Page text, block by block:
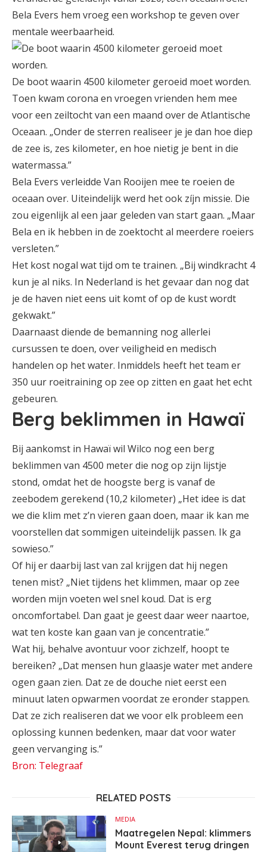
Bela Evers hem vroeg een workshop te geven over
mentale weerbaarheid.
De boot waarin 4500 kilometer geroeid moet worden.
Toen kwam corona en vroegen vrienden hem mee
voor een zeiltocht van een maand over de Atlantische
Oceaan. „Onder de sterren realiseer je je dan hoe diep
de zee is, zes kilometer, en hoe nietig je bent in die
watermassa.”
Bela Evers verleidde Van Rooijen mee te roeien de
oceaan over. Uiteindelijk werd het ook zíjn missie. Die
zou eigenlijk al een jaar geleden van start gaan. „Maar
Bela en ik hebben in de zoektocht al meerdere roeiers
versleten.”
Het kost nogal wat tijd om te trainen. „Bij windkracht 4
kun je al niks. In Nederland is het gevaar dan nog dat
je de haven niet eens uit komt of op de kust wordt
gekwakt.”
Daarnaast diende de bemanning nog allerlei
cursussen te doen, over veiligheid en medisch
handelen op het water. Inmiddels heeft het team er
350 uur roeitraining op zee op zitten en gaat het echt
gebeuren.
Berg beklimmen in Hawaï
Bij aankomst in Hawaï wil Wilco nog een berg
beklimmen van 4500 meter die nog op zijn lijstje
stond, omdat het de hoogste berg is vanaf de
zeebodem gerekend (10,2 kilometer) „Het idee is dat
we die klim met z’n vieren gaan doen, maar ik kan me
voorstellen dat sommigen uiteindelijk passen. Ik ga
sowieso.”
Of hij er daarbij last van zal krijgen dat hij negen
tenen mist? „Niet tijdens het klimmen, maar op zee
worden mijn voeten wel snel koud. Dat is erg
oncomfortabel. Dan gaat je geest daar weer naartoe,
wat ten koste kan gaan van je concentratie.”
Wat hij, behalve avontuur voor zichzelf, hoopt te
bereiken? „Dat mensen hun glaasje water met andere
ogen gaan zien. Dat ze de douche niet eerst een
minuut laten opwarmen voordat ze eronder stappen.
Dat ze zich realiseren dat we voor elk probleem een
oplossing kunnen bedenken, maar dat voor water
geen vervanging is.”
Bron: Telegraaf
RELATED POSTS
MEDIA
Maatregelen Nepal: klimmers
Mount Everest terug dringen